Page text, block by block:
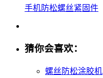
手机防松螺丝紧固件
猜你会喜欢：
螺丝防松涂胶机